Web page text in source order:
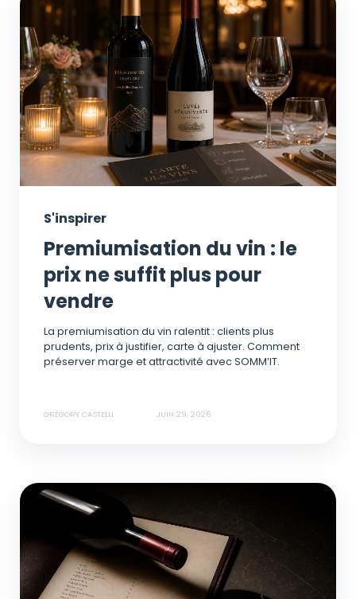
S'inspirer
Premiumisation du vin : le
prix ne suffit plus pour
vendre
La premiumisation du vin ralentit : clients plus
prudents, prix à justifier, carte à ajuster. Comment
préserver marge et attractivité avec SOMM’IT.
GRÉGORY CASTELLI JUIN 29, 2026